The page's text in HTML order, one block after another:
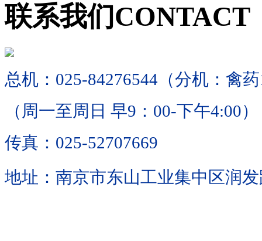
联系我们CONTACT
总机：025-84276544（分机：禽
（周一至周日 早9：00-下午4:00）
传真：025-52707669
地址：南京市东山工业集中区润